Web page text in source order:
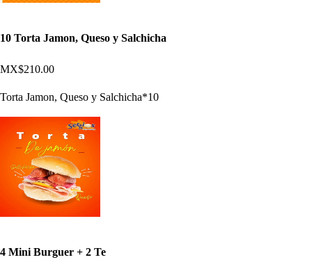
10 Torta Jamon, Queso y Salchicha
MX$210.00
Torta Jamon, Queso y Salchicha*10
4 Mini Burguer + 2 Te